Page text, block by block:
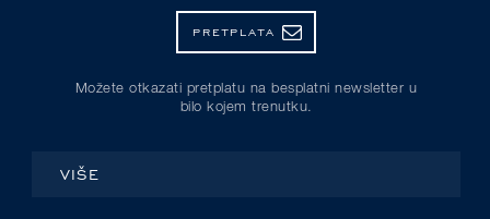
PRETPLATA
Možete otkazati pretplatu na besplatni newsletter u
bilo kojem trenutku.
VIŠE